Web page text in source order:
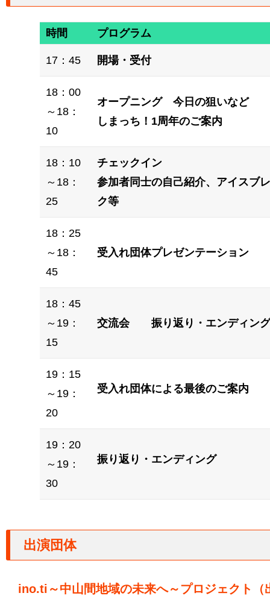
時間 プログラム
17：45 開場・受付
18：00
～18：
10
オープニング 今日の狙いなど
しまっち！1周年のご案内
18：10
～18：
25
チェックイン
参加者同士の自己紹介、アイスブ
ク等
18：25
～18：
45
受入れ団体プレゼンテーション
18：45
～19：
15
交流会 振り返り・エンディング
19：15
～19：
20
受入れ団体による最後のご案内
19：20
～19：
30
振り返り・エンディング
出演団体
ino.ti～中山間地域の未来へ～プロジェクト